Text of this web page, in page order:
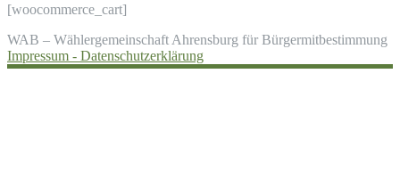
[woocommerce_cart]
WAB – Wählergemeinschaft Ahrensburg für Bürgermitbestimmung
Impressum - Datenschutzerklärung